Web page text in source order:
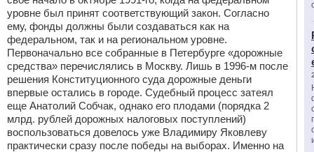
уровне был принят соответствующий закон. Согласно
ему, фонды должны были создаваться как на
федеральном, так и на региональном уровне.
Первоначально все собранные в Петербурге «дорожные
средства» перечислялись в Москву. Лишь в 1996-м после
решения Конституционного суда дорожные деньги
впервые остались в городе. Судебный процесс затеял
еще Анатолий Собчак, однако его плодами (порядка 2
млрд. рублей дорожных налоговых поступлений)
воспользоваться довелось уже Владимиру Яковлеву
практически сразу после победы на выборах. Именно на